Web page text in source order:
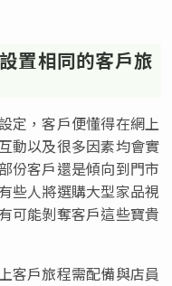
置相同的客戶旅
定，客戶便懂得在網上
動以及很多因素均會實
份客戶還是傾向到門市
些人將選購大型家品視
可能剝奪客戶這些寶貴
客戶旅程需配備與店員